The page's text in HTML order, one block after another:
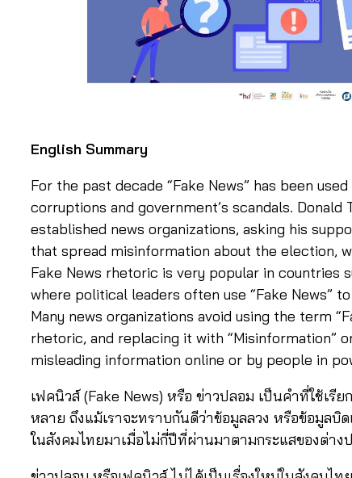
English Summary
For the past decade “Fake News” has been
corruptions and government’s scandals.
established news organizations, asking his
that spread misinformation about the election,
Fake News rhetoric is very popular in countries
where political leaders often use “Fake News”
Many news organizations avoid using the term
rhetoric, and replacing it with “Misinformation”
misleading information online or by people in
เฟคนิวส์ (Fake News) หรือ ข่าวปลอม เป็นคำที่ใช้เรี
หลาย ถึงแม้เราจะทราบกันดีว่าข้อมูลลวง หรือข้อมูล
ในสังคมไทยมาเมื่อไม่กี่ปีที่ผ่านมาตามกระแสของต่าง